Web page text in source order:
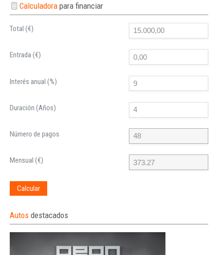
Calculadorapara financiar
Total (€)
Entrada (€)
Interés anual (%)
Duración (Años)
Número de pagos
Mensual (€)
Calcular
Autos destacados